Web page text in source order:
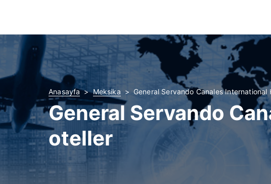
Anasayfa Meksika General Servando Canales International
General Servando
oteller